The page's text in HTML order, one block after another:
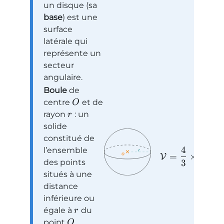
un disque (sa
base) est une
surface
latérale qui
représente un
secteur
angulaire.
Boule de
centre O et de
rayon r : un
solide
constitué de
l’ensemble
des points
situés à une
distance
inférieure ou
égale à r du
point
V =
3
4
×